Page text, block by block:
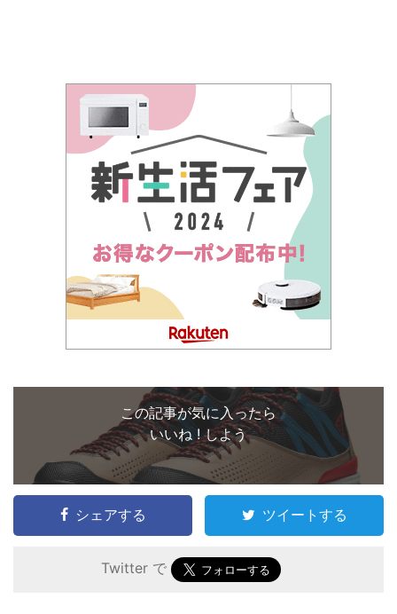
この記事が気に入ったら
いいね ! しよう
シェアする ツイートする
Twitter で